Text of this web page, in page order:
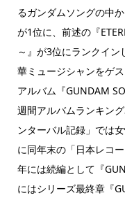
るガンダムソングの中
が1位に、前述の『
～』が3位にランクイ
華ミュージシャンをゲ
アルバム『GUNDAM
週間アルバムランキン
ンターバル記録」では
に同年末の「日本レコ
年には続編として『
にはシリーズ最終章『